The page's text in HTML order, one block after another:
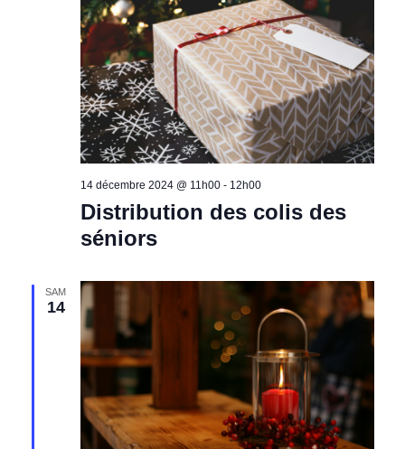
14 décembre 2024 @ 11h00- 12h00
Distribution des colis des
séniors
SAM
14